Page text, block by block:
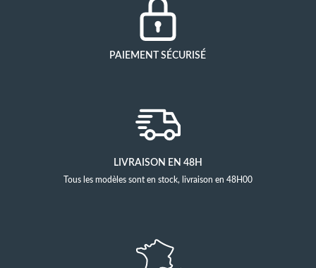
PAIEMENT SÉCURISÉ
LIVRAISON EN 48H
Tous les modèles sont en stock, livraison en 48H00